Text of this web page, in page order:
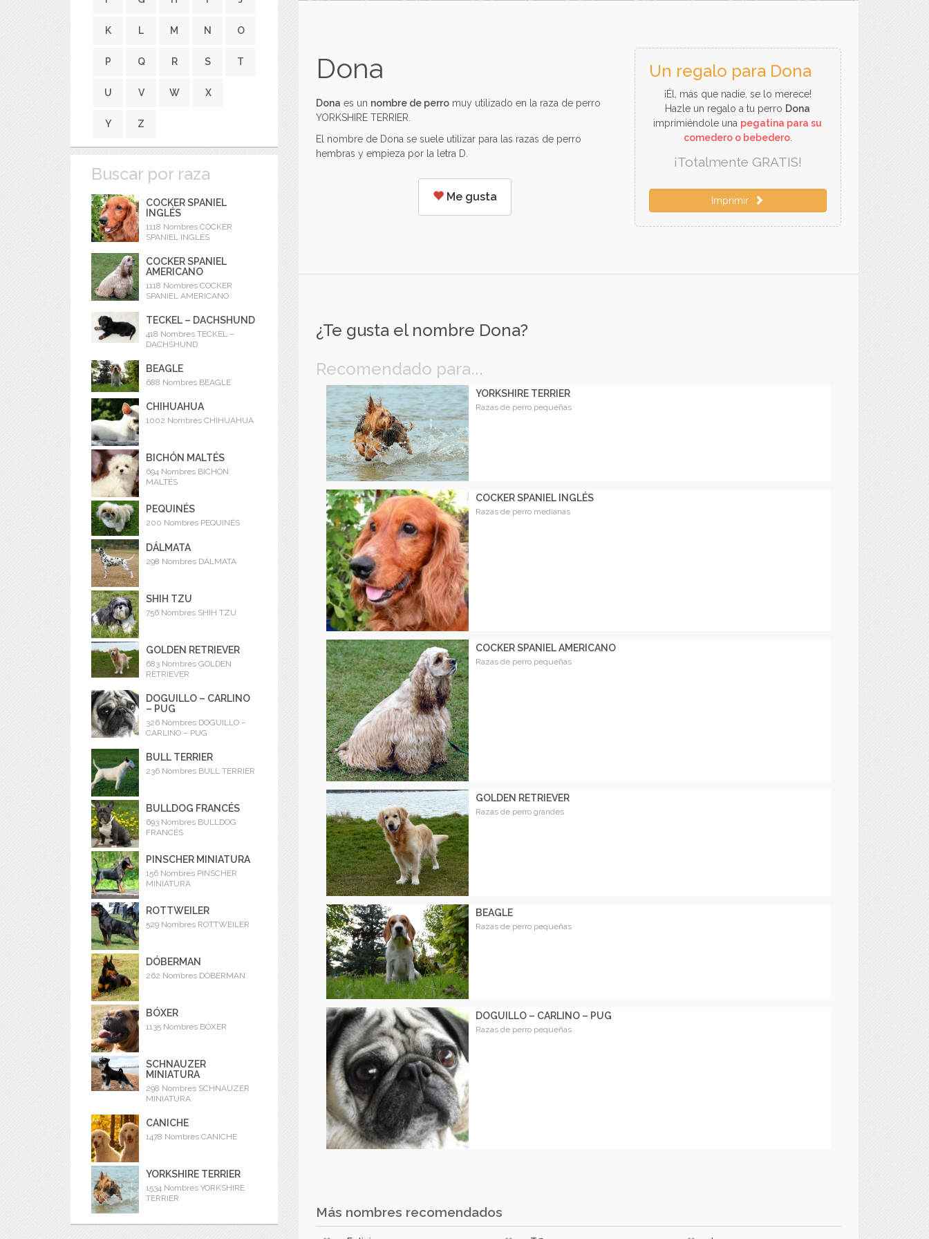
K L M N O
P Q R S T
U V W X
Y Z
Buscar por raza
COCKER SPANIEL
INGLÉS
1118 Nombres COCKER
SPANIEL INGLÉS
COCKER SPANIEL
AMERICANO
1118 Nombres COCKER
SPANIEL AMERICANO
TECKEL – DACHSHUND
418 Nombres TECKEL –
DACHSHUND
BEAGLE
688 Nombres BEAGLE
CHIHUAHUA
1002 Nombres CHIHUAHUA
BICHÓN MALTÉS
694 Nombres BICHÓN
MALTÉS
PEQUINÉS
200 Nombres PEQUINÉS
DÁLMATA
298 Nombres DÁLMATA
SHIH TZU
756 Nombres SHIH TZU
GOLDEN RETRIEVER
683 Nombres GOLDEN
RETRIEVER
DOGUILLO – CARLINO
– PUG
326 Nombres DOGUILLO –
CARLINO – PUG
BULL TERRIER
236 Nombres BULL TERRIER
BULLDOG FRANCÉS
693 Nombres BULLDOG
FRANCÉS
PINSCHER MINIATURA
156 Nombres PINSCHER
MINIATURA
ROTTWEILER
529 Nombres ROTTWEILER
DÓBERMAN
262 Nombres DÓBERMAN
BÓXER
1135 Nombres BÓXER
SCHNAUZER
MINIATURA
298 Nombres SCHNAUZER
MINIATURA
CANICHE
1478 Nombres CANICHE
YORKSHIRE TERRIER
1534 Nombres YORKSHIRE
TERRIER
Dona
Dona es un nombre de perro muy utilizado en la raza de perro
YORKSHIRE TERRIER.
El nombre de Dona se suele utilizar para las razas de perro
hembras y empieza por la letra D.
Me gusta
Un regalo para Dona
¡Él, más que nadie, se lo merece!
Hazle un regalo a tu perro Dona
imprimiéndole una pegatina para su
comedero o bebedero.
¡Totalmente GRATIS!
Imprimir
¿Te gusta el nombre Dona?
Recomendado para...
YORKSHIRE TERRIER
Razas de perro pequeñas
COCKER SPANIEL INGLÉS
Razas de perro medianas
COCKER SPANIEL AMERICANO
Razas de perro pequeñas
GOLDEN RETRIEVER
Razas de perro grandes
BEAGLE
Razas de perro pequeñas
DOGUILLO – CARLINO – PUG
Razas de perro pequeñas
Más nombres recomendados